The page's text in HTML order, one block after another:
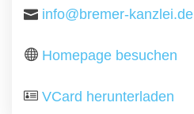
info@bremer-kanzlei.de
Homepage besuchen
VCard herunterladen